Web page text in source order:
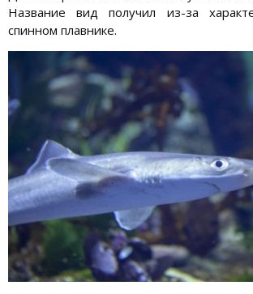
Название вид получил из-за
спинном плавнике.